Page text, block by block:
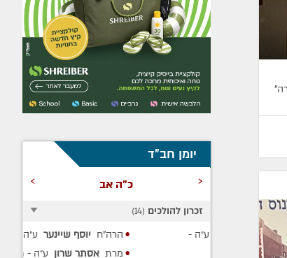
יומן חב"ד
‹
› כ"ה אב
זכרון להולכים (
14
)
ע״ה יוסף שיינער ע״ה-
אסתר שרון ע״ה- תשע"ח